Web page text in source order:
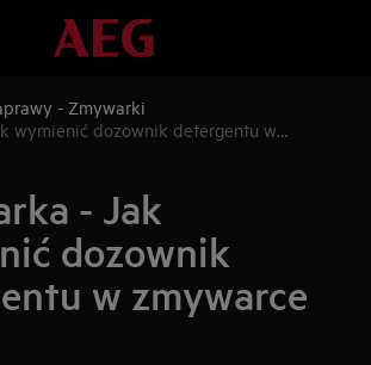
- Zmywarki
wymienić dozownik detergentu w
- Jak
dozownik
w zmywarce